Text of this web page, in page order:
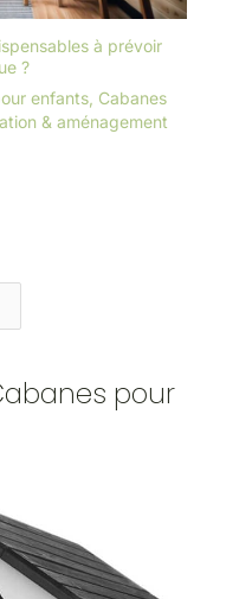
à prévoir
?
enfants, Cabanes
& aménagement
pour